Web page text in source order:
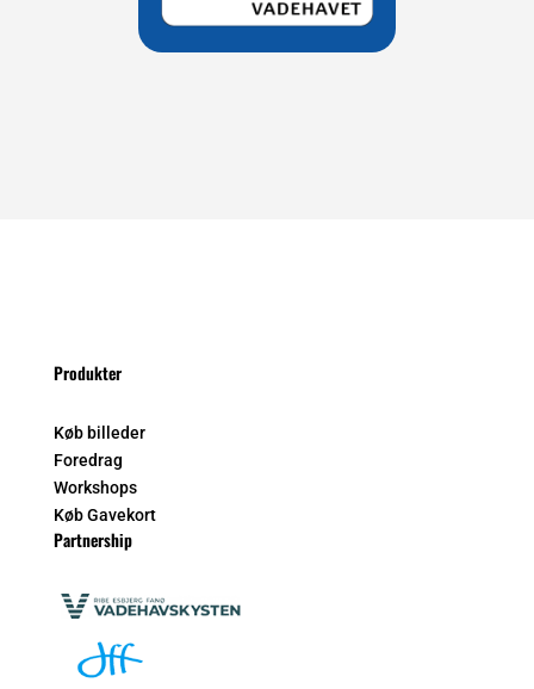
Produkter
Køb billeder
Foredrag
Workshops
Køb Gavekort
Partnership